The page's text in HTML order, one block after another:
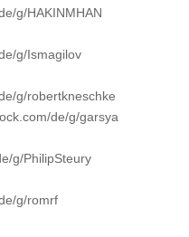
g/HAKINMHAN
g/Ismagilov
g/robertkneschke
de/g/garsya
g/PhilipSteury
g/romrf